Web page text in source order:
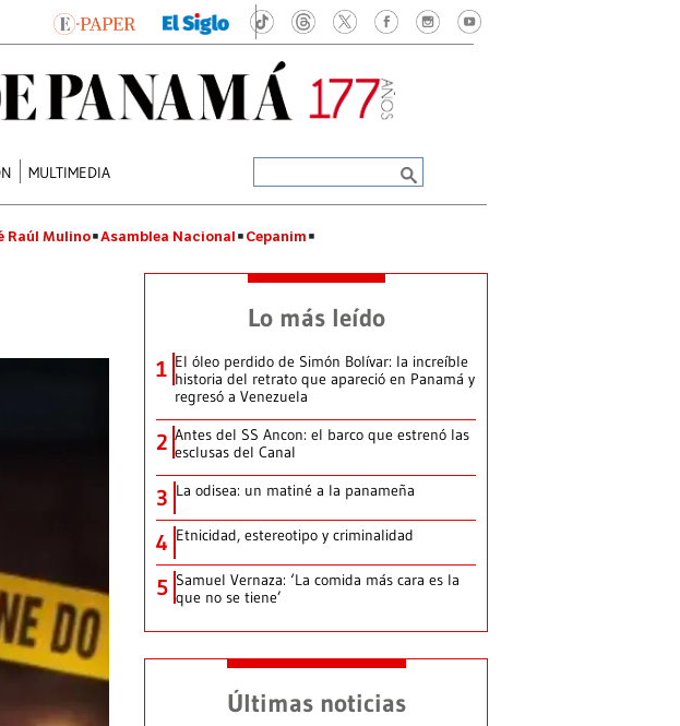
MULTIMEDIA
Raúl Mulino Asamblea Nacional Cepanim
Lo más leído
1 El óleo perdido de Simón Bolívar: la increíble
historia del retrato que apareció en Panamá y
regresó a Venezuela
2 Antes del SS Ancon: el barco que estrenó las
esclusas del Canal
3 La odisea: un matiné a la panameña
4 Etnicidad, estereotipo y criminalidad
5 Samuel Vernaza: ‘La comida más cara es la
que no se tiene’
Últimas noticias